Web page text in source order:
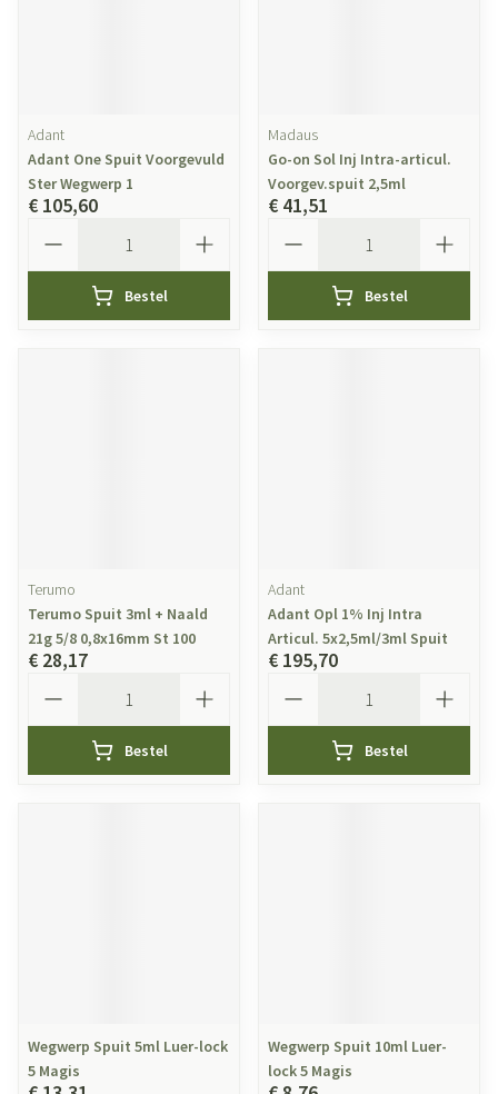
Adant
Adant One Spuit Voorgevuld
Ster Wegwerp 1
€ 105,60
Bestel
Madaus
Go-on Sol Inj Intra-articul.
Voorgev.spuit 2,5ml
€ 41,51
Bestel
Terumo
Terumo Spuit 3ml + Naald
21g 5/8 0,8x16mm St 100
€ 28,17
Bestel
Adant
Adant Opl 1% Inj Intra
Articul. 5x2,5ml/3ml Spuit
€ 195,70
Bestel
Wegwerp Spuit 5ml Luer-lock
5 Magis
Wegwerp Spuit 10ml Luer-
lock 5 Magis